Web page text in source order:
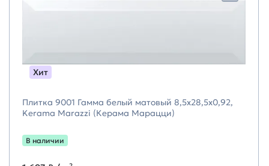
Хит
Плитка 9001 Гамма белый матовый 8,5x28,5x0,92,
Kerama Marazzi (Керама Марацци)
В наличии